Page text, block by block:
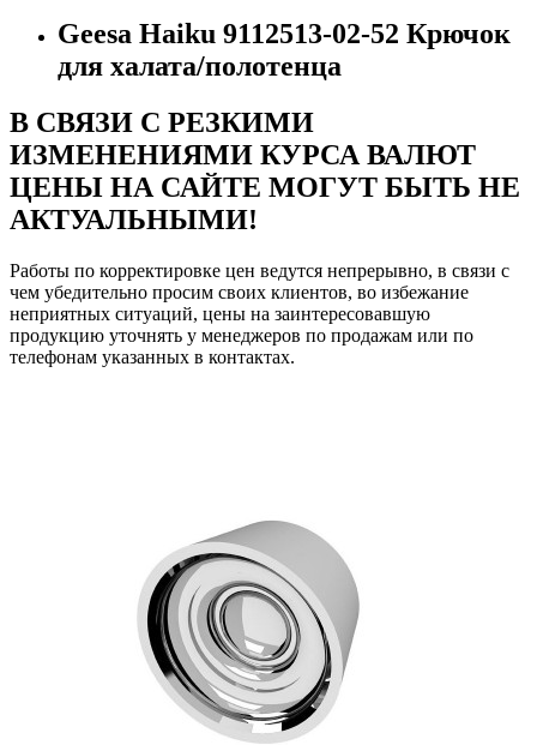
Geesa Haiku 9112513-02-52 Крючок
для халата/полотенца
В СВЯЗИ С РЕЗКИМИ
ИЗМЕНЕНИЯМИ КУРСА ВАЛЮТ
ЦЕНЫ НА САЙТЕ МОГУТ БЫТЬ НЕ
АКТУАЛЬНЫМИ!
Работы по корректировке цен ведутся непрерывно, в связи с
чем убедительно просим своих клиентов, во избежание
неприятных ситуаций, цены на заинтересовавшую
продукцию уточнять у менеджеров по продажам или по
телефонам указанных в контактах.